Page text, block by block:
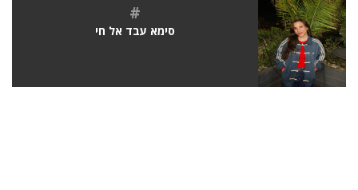
#
סימא עבד אל חי